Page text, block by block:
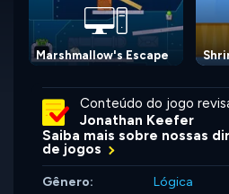
Marshmallow's Escape
Conteúdo do jogo
Jonathan Keefer
Saiba mais sobre nossas
de jogos
Gênero:
Lógica